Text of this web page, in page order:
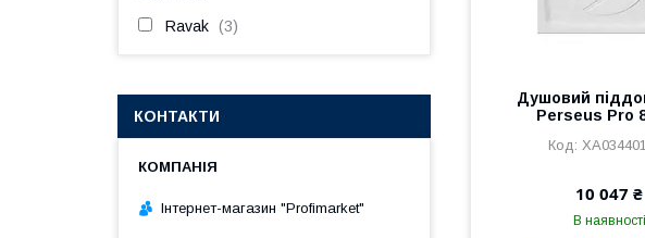
Душовий
Perseus Pro
10 047 ₴
В наявності
Ravak 3
КОНТАКТИ
Інтернет-магазин "Profimarket"